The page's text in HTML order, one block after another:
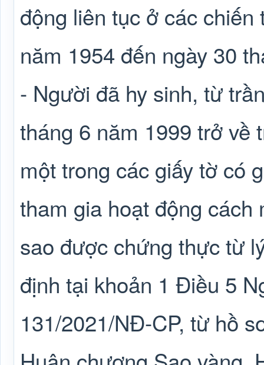
động liên tục ở các
năm 1954 đến ngày 30
- Người đã hy sinh, từ
tháng 6 năm 1999 trở về
một trong các giấy tờ có
tham gia hoạt động cách
sao được chứng thực từ
định tại khoản 1 Điều 5
131/2021/NĐ-CP, từ hồ